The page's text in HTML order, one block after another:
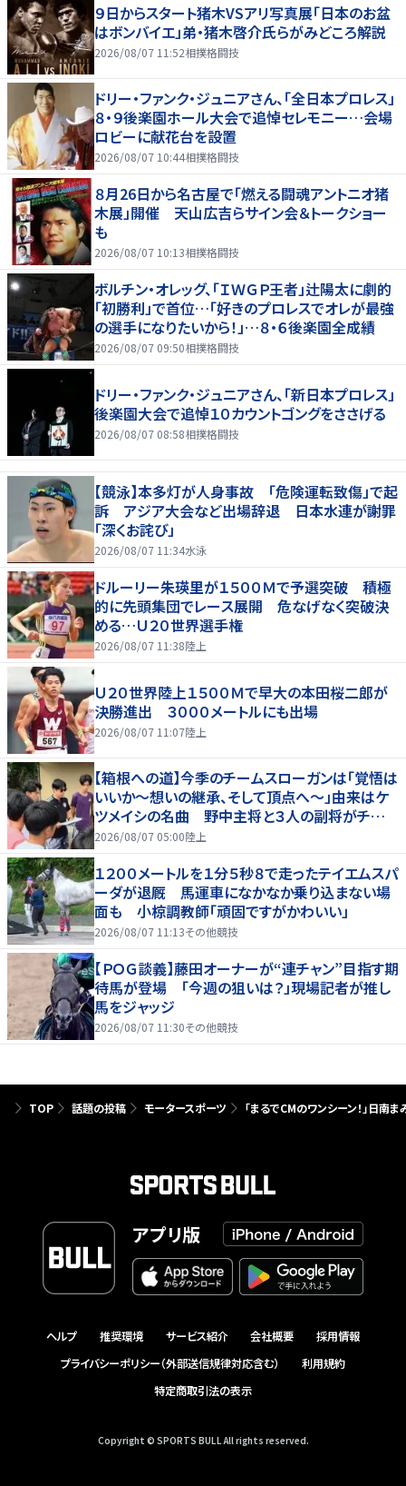
９日からスタート猪木VSアリ写真展「日本のお盆
はボンバイエ」弟・猪木啓介氏らがみどころ解説
2026/08/07 11:52相撲格闘技
ドリー・ファンク・ジュニアさん、「全日本プロレス」
８・９後楽園ホール大会で追悼セレモニー…会場
ロビーに献花台を設置
2026/08/07 10:44相撲格闘技
８月26日から名古屋で「燃える闘魂アントニオ猪
木展」開催 天山広吉らサイン会＆トークショー
も
2026/08/07 10:13相撲格闘技
ボルチン・オレッグ、「ＩＷＧＰ王者」辻陽太に劇的
「初勝利」で首位…「好きのプロレスでオレが最強
の選手になりたいから！」…８・６後楽園全成績
2026/08/07 09:50相撲格闘技
ドリー・ファンク・ジュニアさん、「新日本プロレス」
後楽園大会で追悼１０カウントゴングをささげる
2026/08/07 08:58相撲格闘技
【競泳】本多灯が人身事故 「危険運転致傷」で起
訴 アジア大会など出場辞退 日本水連が謝罪
「深くお詫び」
2026/08/07 11:34水泳
ドルーリー朱瑛里が１５００Ｍで予選突破 積極
的に先頭集団でレース展開 危なげなく突破決
める…Ｕ２０世界選手権
2026/08/07 11:38陸上
Ｕ２０世界陸上１５００Ｍで早大の本田桜二郎が
決勝進出 ３０００メートルにも出場
2026/08/07 11:07陸上
【箱根への道】今季のチームスローガンは「覚悟は
いいか～想いの継承、そして頂点へ～」由来はケ
ツメイシの名曲 野中主将と３人の副将がチーム
を引っ張る…夏合宿特集第１弾、国学院大
2026/08/07 05:00陸上
１２００メートルを１分５秒８で走ったテイエムスパ
ーダが退厩 馬運車になかなか乗り込まない場
面も 小椋調教師「頑固ですがかわいい」
2026/08/07 11:13その他競技
【ＰＯＧ談義】藤田オーナーが“連チャン”目指す期
待馬が登場 「今週の狙いは？」現場記者が推し
馬をジャッジ
2026/08/07 11:30その他競技
TOP 話題の投稿 モータースポーツ 「まるでCMのワンシーン！」日南
アプリ版
ヘルプ 推奨環境 サービス紹介 会社概要
採用情報
プライバシーポリシー（外部送信規律対応含む）
利用規約
特定商取引法の表示
Copyright © SPORTS BULL All rights reserved.